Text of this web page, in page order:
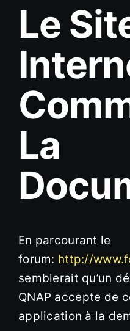
Le
La
En parcourant le
forum: http://
semblerait qu’un
QNAP accepte de
application à la